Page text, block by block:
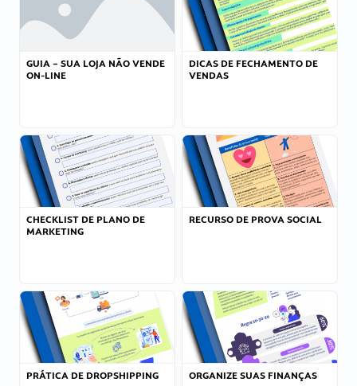
GUIA – SUA LOJA NÃO VENDE
ON-LINE
DICAS DE FECHAMENTO DE
VENDAS
CHECKLIST DE PLANO DE
MARKETING
RECURSO DE PROVA SOCIAL
PRÁTICA DE DROPSHIPPING ORGANIZE SUAS FINANÇAS